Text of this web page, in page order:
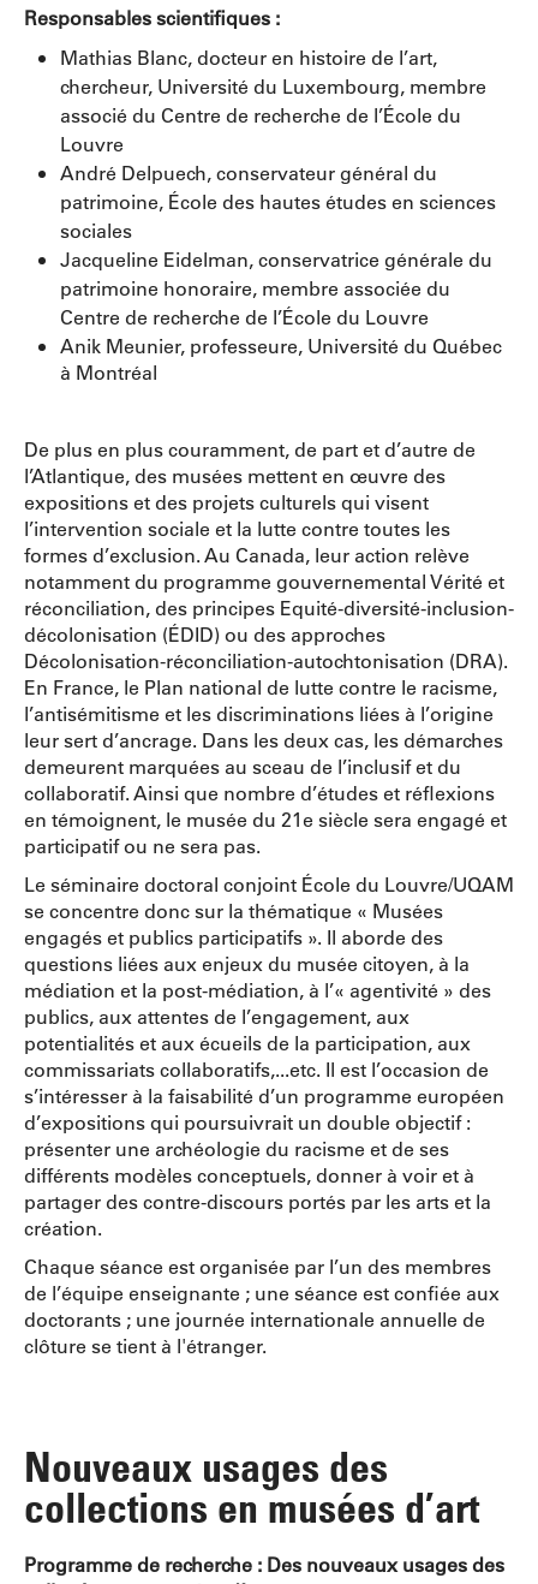
Responsables scientifiques :
Mathias Blanc, docteur en histoire de l’art,
chercheur, Université du Luxembourg, membre
associé du Centre de recherche de l’École du
Louvre
André Delpuech, conservateur général du
patrimoine, École des hautes études en sciences
sociales
Jacqueline Eidelman, conservatrice générale du
patrimoine honoraire, membre associée du
Centre de recherche de l’École du Louvre
Anik Meunier, professeure, Université du Québec
à Montréal
De plus en plus couramment, de part et d’autre de
l’Atlantique, des musées mettent en œuvre des
expositions et des projets culturels qui visent
l’intervention sociale et la lutte contre toutes les
formes d’exclusion. Au Canada, leur action relève
notamment du programme gouvernemental Vérité et
réconciliation, des principes Equité-diversité-inclusion-
décolonisation (ÉDID) ou des approches
Décolonisation-réconciliation-autochtonisation (DRA).
En France, le Plan national de lutte contre le racisme,
l’antisémitisme et les discriminations liées à l’origine
leur sert d’ancrage. Dans les deux cas, les démarches
demeurent marquées au sceau de l’inclusif et du
collaboratif. Ainsi que nombre d’études et réflexions
en témoignent, le musée du 21e siècle sera engagé et
participatif ou ne sera pas.
Le séminaire doctoral conjoint École du Louvre/UQAM
se concentre donc sur la thématique « Musées
engagés et publics participatifs ». Il aborde des
questions liées aux enjeux du musée citoyen, à la
médiation et la post-médiation, à l’« agentivité » des
publics, aux attentes de l’engagement, aux
potentialités et aux écueils de la participation, aux
commissariats collaboratifs,...etc. Il est l’occasion de
s’intéresser à la faisabilité d’un programme européen
d’expositions qui poursuivrait un double objectif :
présenter une archéologie du racisme et de ses
différents modèles conceptuels, donner à voir et à
partager des contre-discours portés par les arts et la
création.
Chaque séance est organisée par l’un des membres
de l’équipe enseignante ; une séance est confiée aux
doctorants ; une journée internationale annuelle de
clôture se tient à l'étranger.
Nouveaux usages des
collections en musées d’art
Programme de recherche : Des nouveaux usages des